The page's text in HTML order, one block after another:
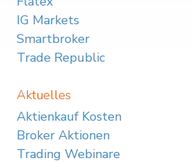
IG Markets
Smartbroker
Trade Republic
Aktuelles
Aktienkauf Kosten
Broker Aktionen
Trading Webinare